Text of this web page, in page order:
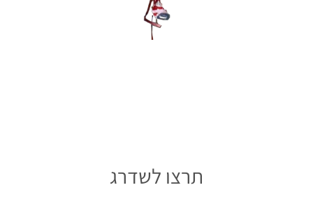
תרצו לשדרג